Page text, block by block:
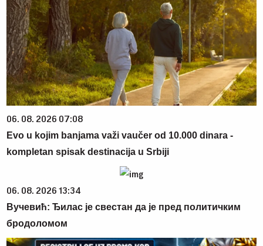
06. 08. 2026 07:08
Evo u kojim banjama važi vaučer od 10.000 dinara -
kompletan spisak destinacija u Srbiji
06. 08. 2026 13:34
Вучевић: Ђилас је свестан да је пред политичким
бродоломом